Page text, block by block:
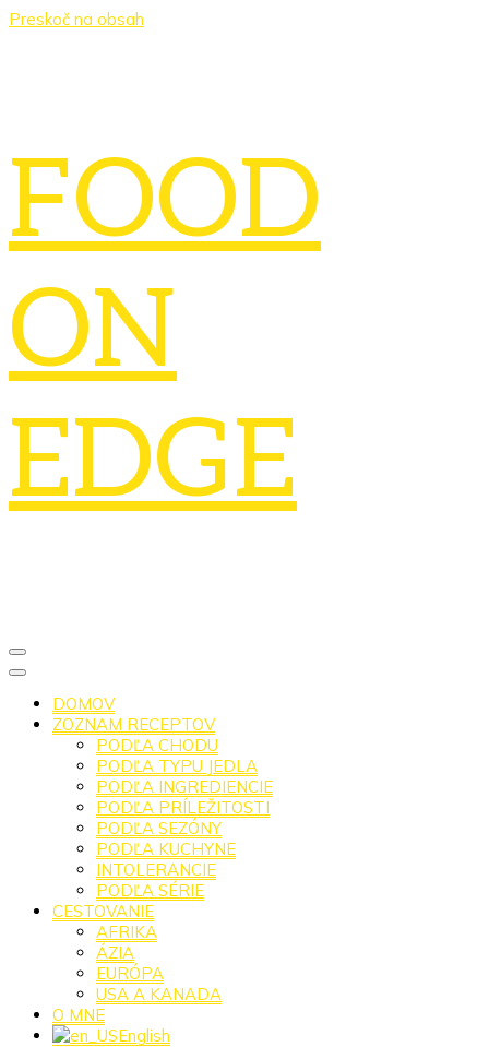
Preskoč na obsah
FOOD
ON
EDGE
DOMOV
ZOZNAM RECEPTOV
PODĽA CHODU
PODĽA TYPU JEDLA
PODĽA INGREDIENCIE
PODĽA PRÍLEŽITOSTI
PODĽA SEZÓNY
PODĽA KUCHYNE
INTOLERANCIE
PODĽA SÉRIE
CESTOVANIE
AFRIKA
ÁZIA
EURÓPA
USA A KANADA
O MNE
English